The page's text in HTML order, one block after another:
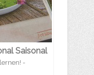
Saisonal
-